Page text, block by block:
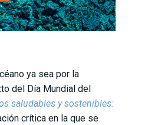
ya sea por la
del Día Mundial del
saludables y sostenibles:
crítica en la que se